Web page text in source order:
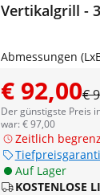
Vertikalgrill -
Abmessungen
€ 92,00€
Der günstigste Preis
war: € 97,00
Zeitlich
Auf Lager
KOSTENLOSE